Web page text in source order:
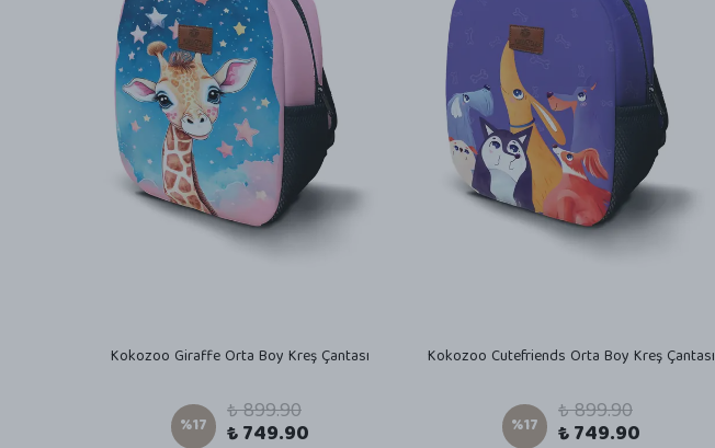
Kokozoo Giraffe Orta Boy Kreş Çantası
%17 ₺ 899.90
₺ 749.90
Kokozoo Cutefriends Orta Boy Kreş Çantası
%17 ₺ 899.90
₺ 749.90